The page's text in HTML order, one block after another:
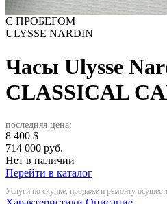
С ПРОБЕГОМ
ULYSSE NARDIN
Часы Ulysse
CLASSICAL
последняя цена:
8 400 $
714 000 руб.
Нет в наличии
Перейти в каталог
Услуги по скупке, продаже и ремонту